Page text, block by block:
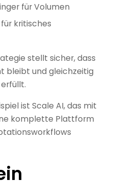
für Volumen
kritisches
stellt sicher, dass
bleibt und gleichzeitig
ist Scale AI, das mit
komplette Plattform